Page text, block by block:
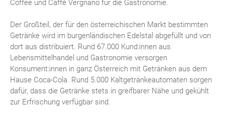
Coffee und Caffè Vergnano für die Gastronomie.
Der Großteil, der für den österreichischen Markt bestimmten
Getränke wird im burgenländischen Edelstal abgefüllt und von
dort aus distribuiert. Rund 67.000 Kund:innen aus
Lebensmittelhandel und Gastronomie versorgen
Konsument:innen in ganz Österreich mit Getränken aus dem
Hause Coca-Cola. Rund 5.000 Kaltgetränkeautomaten sorgen
dafür, dass die Getränke stets in greifbarer Nähe und gekühlt
zur Erfrischung verfügbar sind.